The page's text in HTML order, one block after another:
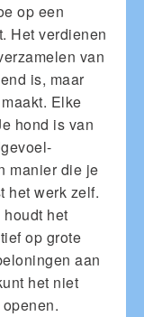
op een
Het verdienen
van
is, maar
Elke
hond is van
manier die je
het werk zelf.
het
op grote
aan
het niet